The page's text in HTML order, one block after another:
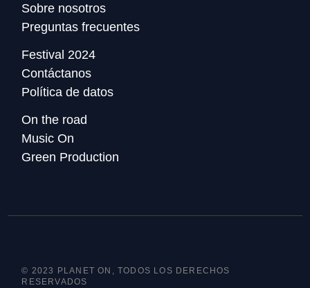
Sobre nosotros
Preguntas frecuentes
Festival 2024
Contáctanos
Política de datos
On the road
Music On
Green Production
© 2023 PLANET ON, TODOS LOS DERECHOS
RESERVADOS